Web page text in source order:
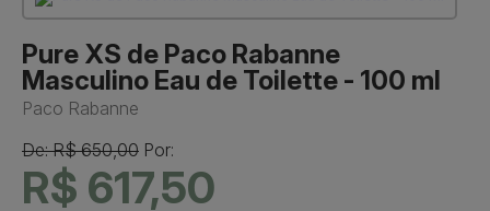
Pure XS de Paco Rabanne
Masculino Eau de Toilette - 100 ml
Paco Rabanne
De: R$ 650,00 Por:
R$ 617,50